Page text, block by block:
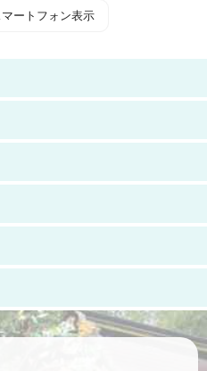
マートフォン表示